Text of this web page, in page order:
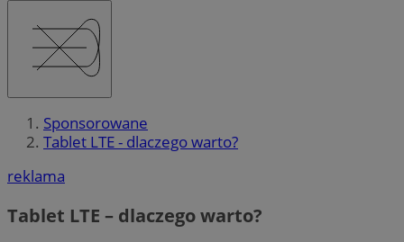
Sponsorowane
Tablet LTE - dlaczego warto?
reklama
Tablet LTE – dlaczego warto?